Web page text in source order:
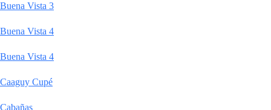
Buena Vista 3
Buena Vista 4
Buena Vista 4
Caaguy Cupé
Cabañas